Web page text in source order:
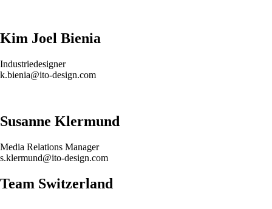
Kim Joel Bienia
Industriedesigner
k.bienia@ito-design.com
Susanne Klermund
Media Relations Manager
s.klermund@ito-design.com
Team Switzerland